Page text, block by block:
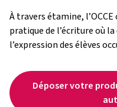
À travers étamine,
pratique de l’écriture où
l’expression des élèves
Déposer votre